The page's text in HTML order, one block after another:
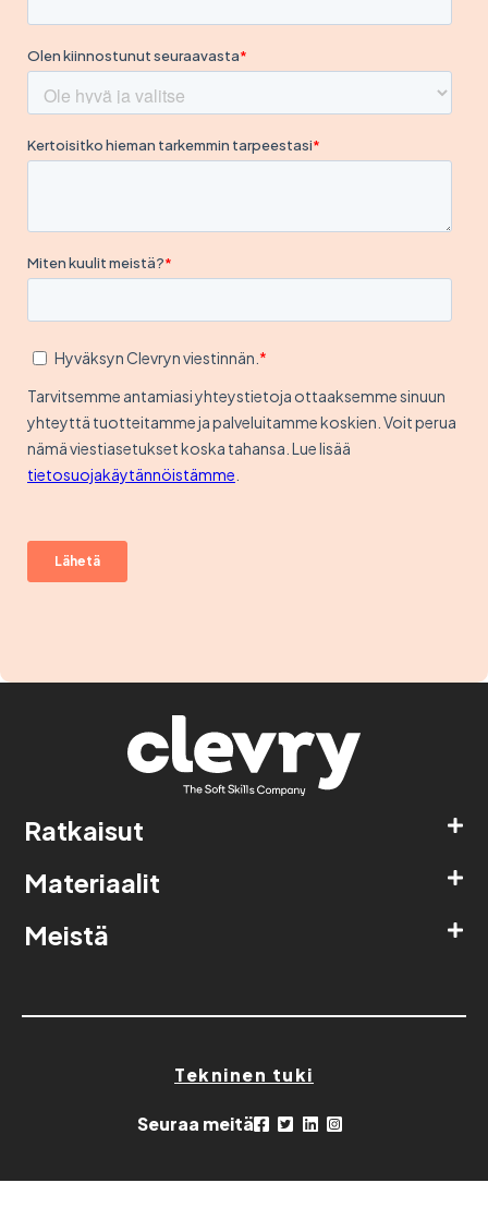
Ratkaisut
Materiaalit
Meistä
Tekninen tuki
Seuraa meitä